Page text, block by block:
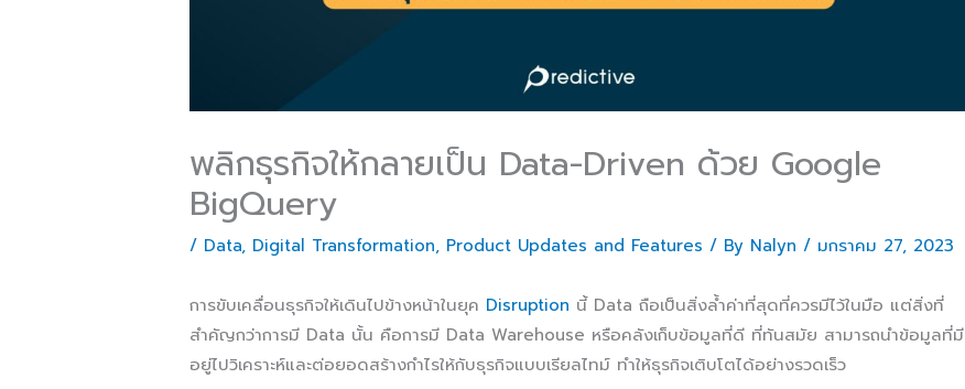
พลิกธุรกิจให้กลายเป็น Data-Driven ด้วย Google
BigQuery
/ Data, Digital Transformation, Product Updates and Features / By Nalyn / มกราคม 27, 2023
การขับเคลื่อนธุรกิจให้เดินไปข้างหน้าในยุค Disruption นี้ Data ถือเป็นสิ่งล้ำค่าที่สุดที่ควรมีไว้ในมือ แต่สิ่งที่
สำคัญกว่าการมี Data นั้น คือการมี Data Warehouse หรือคลังเก็บข้อมูลที่ดี ที่ทันสมัย สามารถนำข้อมูลที่มี
อยู่ไปวิเคราะห์และต่อยอดสร้างกำไรให้กับธุรกิจแบบเรียลไทม์ ทำให้ธุรกิจเติบโตได้อย่างรวดเร็ว